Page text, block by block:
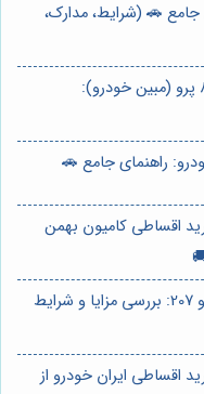
🚗 (شرایط، مدارک،
⭐️ فروش اقساطی فونیکس تیگو 8 پرو (مبین خودرو):
راهنمای جامع 🚗
اقساطی کامیون بهمن
⭐️ راهنمای جامع خرید اقساطی پژو 207: بررسی مزایا و شرایط
اقساطی ایران خودرو از